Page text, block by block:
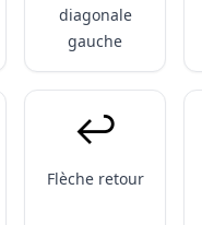
diagonale
gauche
↩️
Flèche retour